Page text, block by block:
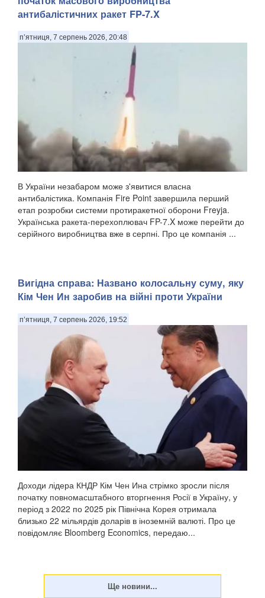
антибалістичних ракет FP-7.X
п’ятниця, 7 серпень 2026, 20:48
В України незабаром може з'явитися власна
антибалістика. Компанія Fire Point завершила перший
етап розробки системи протиракетної оборони Freyja.
Українська ракета-перехоплювач FP-7.X може перейти до
серійного виробництва вже в серпні. Про це компанія ...
Вигідна справа: Названо колосальну суму, яку
Кім Чен Ин заробив на війні проти України
п’ятниця, 7 серпень 2026, 19:52
Доходи лідера КНДР Кім Чен Ина стрімко зросли після
початку повномасштабного вторгнення Росії в Україну, у
період з 2022 по 2025 рік Північна Корея отримала
близько 22 мільярдів доларів в іноземній валюті. Про це
повідомляє Bloomberg Economics, передаю...